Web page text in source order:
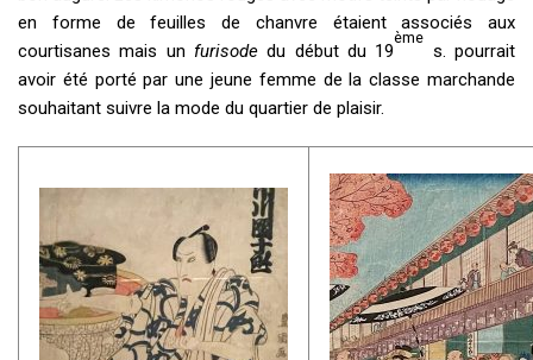
en forme de feuilles de chanvre étaient associés aux
courtisanes mais un furisode du début du 19
ème
s. pourrait
avoir été porté par une jeune femme de la classe marchande
souhaitant suivre la mode du quartier de plaisir.